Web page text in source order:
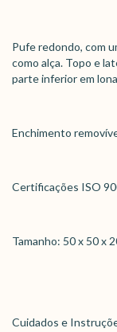
Pufe redondo, com
como alça. Topo e
parte inferior em
Enchimento
Certificações ISO
Tamanho: 50 x 50 x
Cuidados e